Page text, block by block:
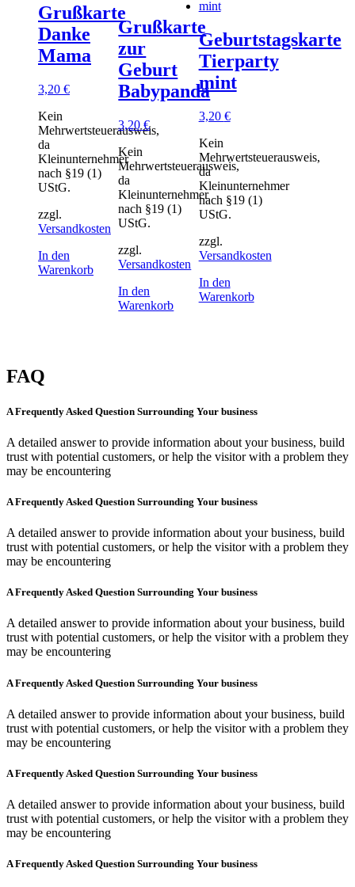
Grußkarte
Danke
Mama
3,20 €
Kein
Mehrwertsteuerausweis,
da
Kleinunternehmer
nach §19 (1)
UStG.
zzgl.
Versandkosten
In den
Warenkorb
Grußkarte
zur
Geburt
Babypanda
3,20€
Kein
Mehrwertsteuerausweis,
da
Kleinunternehmer
nach §19 (1)
UStG.
zzgl.
Versandkosten
In den
Warenkorb
Geburtstagskarte
Tierparty
mint
3,20 €
Kein
Mehrwertsteuerausweis,
da
Kleinunternehmer
nach §19 (1)
UStG.
zzgl.
Versandkosten
In den
Warenkorb
FAQ
A Frequently Asked Question Surrounding Your business
A detailed answer to provide information about your business, build
trust with potential customers, or help the visitor with a problem they
may be encountering
A Frequently Asked Question Surrounding Your business
A detailed answer to provide information about your business, build
trust with potential customers, or help the visitor with a problem they
may be encountering
A Frequently Asked Question Surrounding Your business
A detailed answer to provide information about your business, build
trust with potential customers, or help the visitor with a problem they
may be encountering
A Frequently Asked Question Surrounding Your business
A detailed answer to provide information about your business, build
trust with potential customers, or help the visitor with a problem they
may be encountering
A Frequently Asked Question Surrounding Your business
A detailed answer to provide information about your business, build
trust with potential customers, or help the visitor with a problem they
may be encountering
A Frequently Asked Question Surrounding Your business